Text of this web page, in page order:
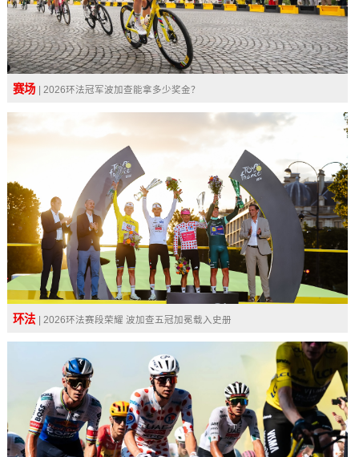
赛场 | 2026环法冠军波加查能拿多少奖金？
环法 | 2026环法赛段荣耀 波加查五冠加冕载入史册